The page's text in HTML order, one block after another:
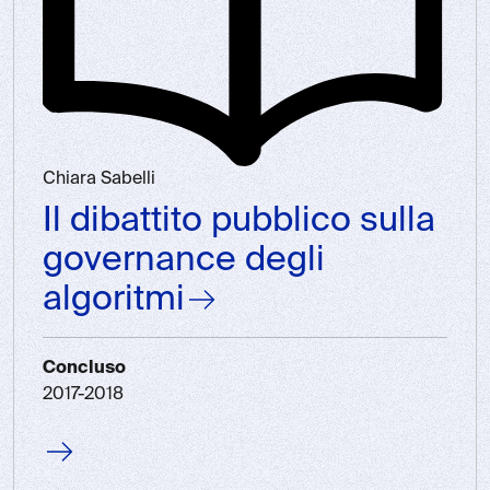
Chiara Sabelli
Il dibattito pubblico sulla
governance degli
algoritmi
Concluso
2017-2018